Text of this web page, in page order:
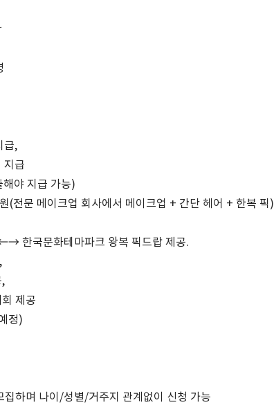
급,
지급
해야 지급 가능)
(전문 메이크업 회사에서 메이크업 + 간단 헤어 + 한복 픽)
한국문화테마파크 왕복 픽드랍 제공.
,
제공
정)
하며 나이/성별/거주지 관계없이 신청 가능